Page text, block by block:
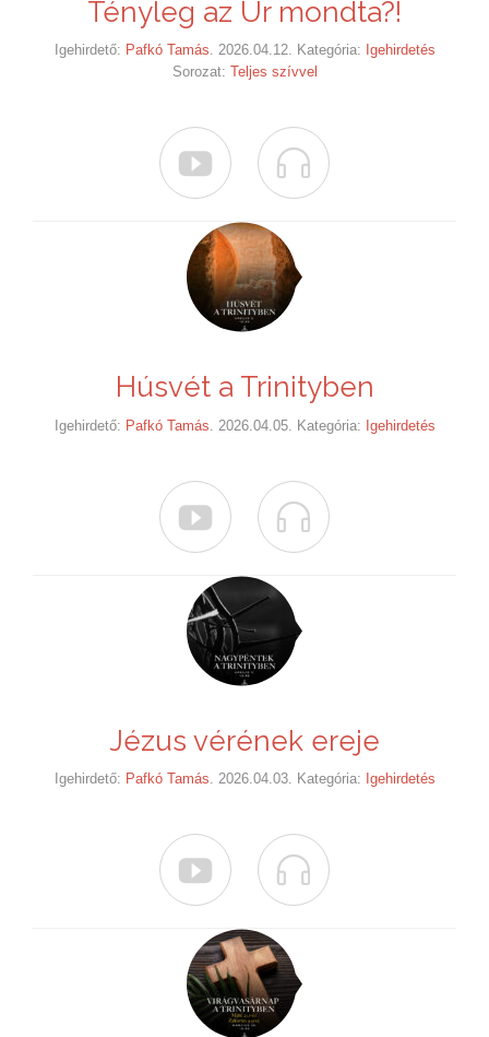
Tényleg az Úr mondta?!
Igehirdető: Pafkó Tamás. 2026.04.12. Kategória: Igehirdetés
Sorozat: Teljes szívvel
 
Húsvét a Trinityben
Igehirdető: Pafkó Tamás . 2026.04.05. Kategória: Igehirdetés
 
Jézus vérének ereje
Igehirdető: Pafkó Tamás. 2026.04.03. Kategória: Igehirdetés
 